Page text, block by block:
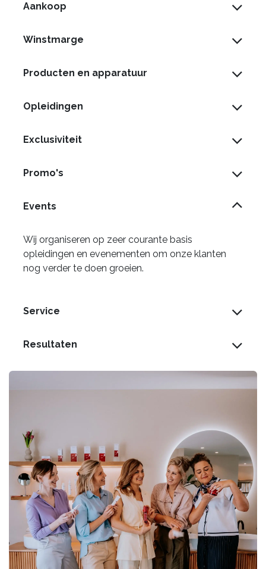
Aankoop
Winstmarge
Producten en apparatuur
Opleidingen
Exclusiviteit
Promo's
Events
Wij organiseren op zeer courante basis
opleidingen en evenementen om onze klanten
nog verder te doen groeien.
Service
Resultaten